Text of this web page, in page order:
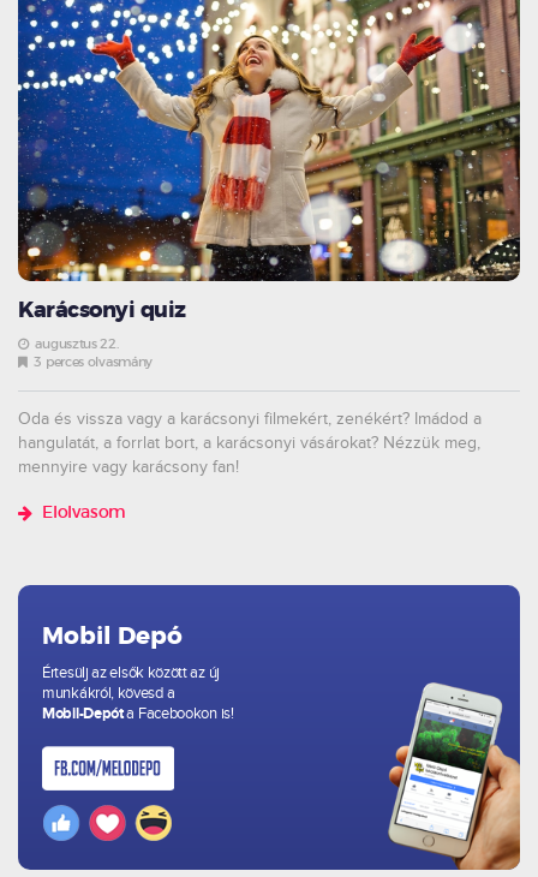
Karácsonyi quiz
augusztus 22.
3 perces olvasmány
Oda és vissza vagy a karácsonyi filmekért, zenékért? Imádod a
hangulatát, a forrlat bort, a karácsonyi vásárokat? Nézzük meg,
mennyire vagy karácsony fan!
Elolvasom
Mobil Depó
Értesülj az elsők között az új
munkákról, kövesd a
Mobil-Depóta Facebookon is!